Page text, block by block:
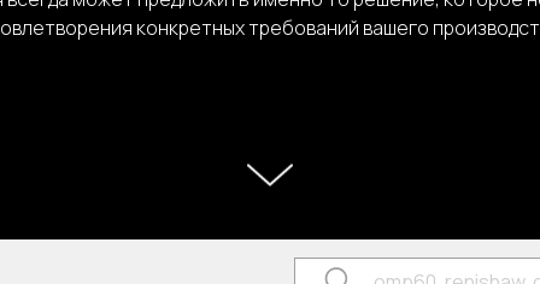
конкретных требований вашего